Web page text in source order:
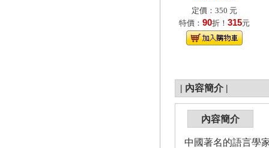
定價：350 元
特價： 90折！ 315元
| 內容簡介 |
內容簡介
中國著名的語言學